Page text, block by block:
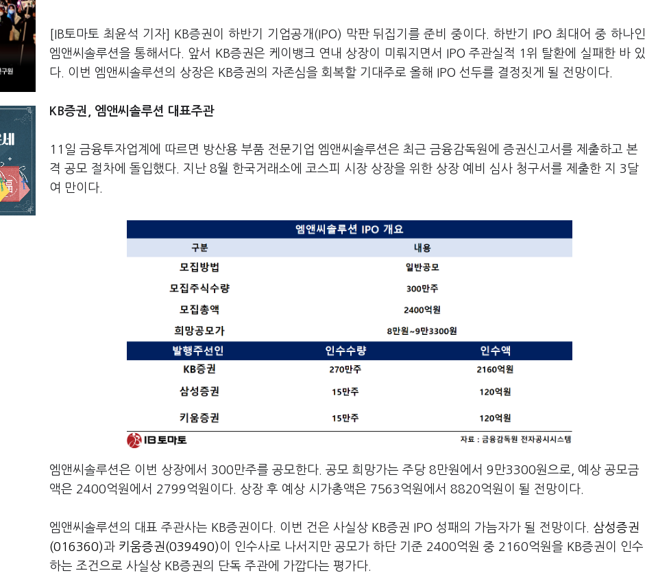
[IB토마토 최윤석 기자] KB증권이 하반기 기업공개(IPO) 막판 뒤집기를 준비 중이다. 하반기 IPO 최대어 중 하나인
엠앤씨솔루션을 통해서다. 앞서 KB증권은 케이뱅크 연내 상장이 미뤄지면서 IPO 주관실적 1위 탈환에 실패한 바 있
다. 이번 엠앤씨솔루션의 상장은 KB증권의 자존심을 회복할 기대주로 올해 IPO 선두를 결정짓게 될 전망이다.
KB증권, 엠앤씨솔루션 대표주관
11일 금융투자업계에 따르면 방산용 부품 전문기업 엠앤씨솔루션은 최근 금융감독원에 증권신고서를 제출하고 본
격 공모 절차에 돌입했다. 지난 8월 한국거래소에 코스피 시장 상장을 위한 상장 예비 심사 청구서를 제출한 지 3달
여 만이다.
엠앤씨솔루션은 이번 상장에서 300만주를 공모한다. 공모 희망가는 주당 8만원에서 9만3300원으로, 예상 공모금
액은 2400억원에서 2799억원이다. 상장 후 예상 시가총액은 7563억원에서 8820억원이 될 전망이다.
엠앤씨솔루션의 대표 주관사는 KB증권이다. 이번 건은 사실상 KB증권 IPO 성패의 가늠자가 될 전망이다. 삼성증권
(016360)과 키움증권(039490)이 인수사로 나서지만 공모가 하단 기준 2400억원 중 2160억원을 KB증권이 인수
하는 조건으로 사실상 KB증권의 단독 주관에 가깝다는 평가다.